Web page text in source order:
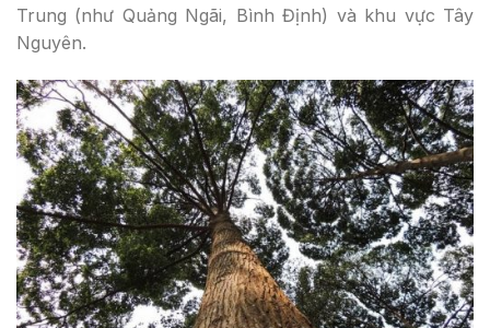
Trung (như Quảng Ngãi, Bình Định) và khu vực Tây
Nguyên.